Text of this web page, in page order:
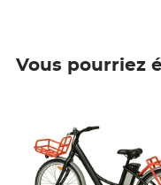
Vous pourriez